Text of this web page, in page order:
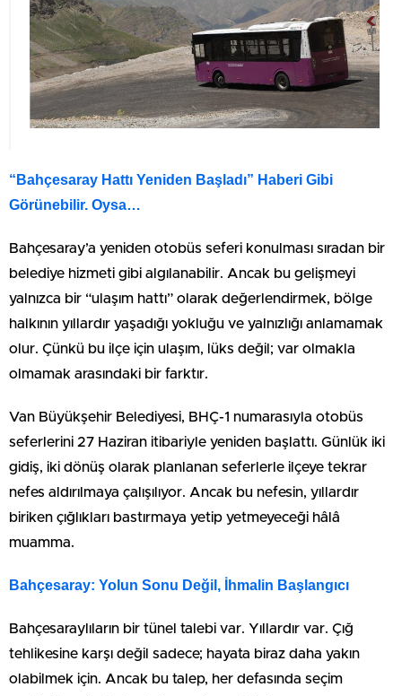
“Bahçesaray Hattı Yeniden Başladı” Haberi Gibi
Görünebilir. Oysa…
Bahçesaray’a yeniden otobüs seferi konulması sıradan bir
belediye hizmeti gibi algılanabilir. Ancak bu gelişmeyi
yalnızca bir “ulaşım hattı” olarak değerlendirmek, bölge
halkının yıllardır yaşadığı yokluğu ve yalnızlığı anlamamak
olur. Çünkü bu ilçe için ulaşım, lüks değil; var olmakla
olmamak arasındaki bir farktır.
Van Büyükşehir Belediyesi, BHÇ-1 numarasıyla otobüs
seferlerini 27 Haziran itibariyle yeniden başlattı. Günlük iki
gidiş, iki dönüş olarak planlanan seferlerle ilçeye tekrar
nefes aldırılmaya çalışılıyor. Ancak bu nefesin, yıllardır
biriken çığlıkları bastırmaya yetip yetmeyeceği hâlâ
muamma.
Bahçesaray: Yolun Sonu Değil, İhmalin Başlangıcı
Bahçesaraylıların bir tünel talebi var. Yıllardır var. Çığ
tehlikesine karşı değil sadece; hayata biraz daha yakın
olabilmek için. Ancak bu talep, her defasında seçim